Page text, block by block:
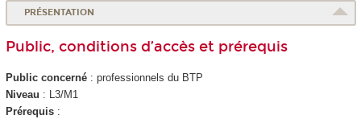
PRÉSENTATION
Public, conditions d’accès et prérequis
Public concerné: professionnels du BTP
Niveau : L3/M1
Prérequis: